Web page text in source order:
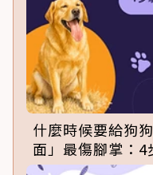
什麼時候要給狗
面」最傷腳掌：4